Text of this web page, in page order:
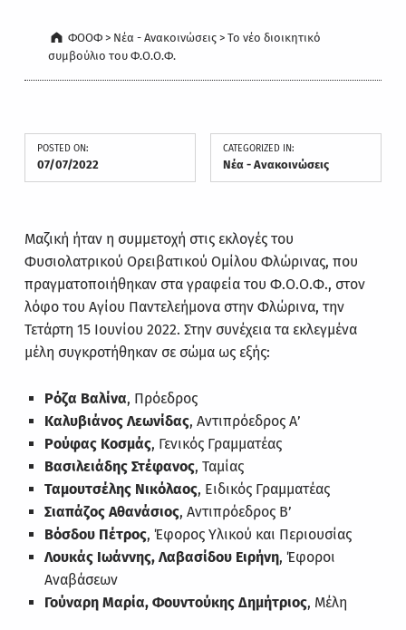
ΦΟΟΦ > Νέα - Ανακοινώσεις >Το νέο διοικητικό
συμβούλιο του Φ.Ο.Ο.Φ.
POSTED ON:
07/07/2022
CATEGORIZED IN:
Νέα - Ανακοινώσεις
Μαζική ήταν η συμμετοχή στις εκλογές του
Φυσιολατρικού Ορειβατικού Ομίλου Φλώρινας, που
πραγματοποιήθηκαν στα γραφεία του Φ.Ο.Ο.Φ., στον
λόφο του Αγίου Παντελεήμονα στην Φλώρινα, την
Τετάρτη 15 Ιουνίου 2022. Στην συνέχεια τα εκλεγμένα
μέλη συγκροτήθηκαν σε σώμα ως εξής:
Ρόζα Βαλίνα, Πρόεδρος
Καλυβιάνος Λεωνίδας, Αντιπρόεδρος Α’
Ρούφας Κοσμάς, Γενικός Γραμματέας
Βασιλειάδης Στέφανος, Ταμίας
Ταμουτσέλης Νικόλαος, Ειδικός Γραμματέας
Σιαπάζος Αθανάσιος, Αντιπρόεδρος Β’
Βόσδου Πέτρος, Έφορος Υλικού και Περιουσίας
Λουκάς Ιωάννης, Λαβασίδου Ειρήνη, Έφοροι
Αναβάσεων
Γούναρη Μαρία, Φουντούκης Δημήτριος, Μέλη